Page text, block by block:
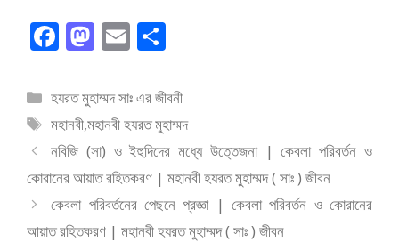
F
e
b
o
o
k
M
to
d
o
n
E
ai
l
ar
e
বিভাগ
সমূহ
হযরত মুহাম্মদ সাঃ এর জীবনী
ট্যাগ
সমূহ
মহানবী,মহানবী হযরত মুহাম্মদ
নবিজি (সা) ও ইহুদিদের মধ্যে উত্তেজনা | কেবলা পরিবর্তন ও
কোরানের আয়াত রহিতকরণ | মহানবী হযরত মুহাম্মদ ( সাঃ ) জীবন
কেবলা পরিবর্তনের পেছনে প্রজ্ঞা | কেবলা পরিবর্তন ও কোরানের
আয়াত রহিতকরণ | মহানবী হযরত মুহাম্মদ ( সাঃ ) জীবন